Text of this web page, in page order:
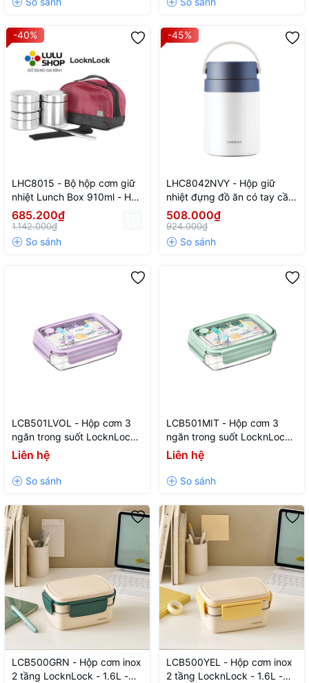
-40%
LHC8015 - Bộ hộp cơm giữ
nhiệt Lunch Box 910ml - Hộp
giữ nhiệt 350ml*1, Hộp inox
280ml*2, Đũa*1 đôi, túi
đựng đũa, túi đựng bộ hộp
685.200₫
1.142.000₫
-45%
LHC8042NVY - Hộp giữ
nhiệt đựng đồ ăn có tay cầm
Handle Food Jar LocknLock
700ml - Màu navy
508.000₫
924.000₫
LCB501LVOL - Hộp cơm 3
ngăn trong suốt LocknLock -
750ML - Màu tím violet - CN
Liên hệ
LCB501MIT - Hộp cơm 3
ngăn trong suốt LocknLock -
750ML - Màu xanh mint -
CN - 24
Liên hệ
LCB500GRN - Hộp cơm inox
2 tầng LocknLock - 1.6L -
LCB500YEL - Hộp cơm inox
2 tầng LocknLock - 1.6L -